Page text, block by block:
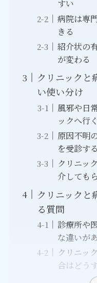
すい
病院は専
きる
紹介状の
が変わる
クリニックと
い使い分け
風邪や日
ックへ行く
原因不明
を受診する
クリニッ
介しても
クリニックと
る質問
診療所や
な違いが
クリニッ
合はどう